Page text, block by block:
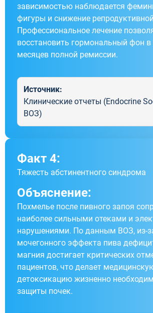
зависимостью наблюдается
фигуры и снижение
Профессиональное лечение
восстановить гормональный фон в
месяцев полной ремиссии.
Источник:
Клинические отчеты (Endocrine
ВОЗ)
Факт 4:
Тяжесть абстинентного синдрома
Объяснение:
Похмелье после пивного запоя
наиболее сильными отеками и
нарушениями. По данным ВОЗ, из-
мочегонного эффекта пива
магния достигает критических
пациентов, что делает
детоксикацию жизненно
защиты почек.